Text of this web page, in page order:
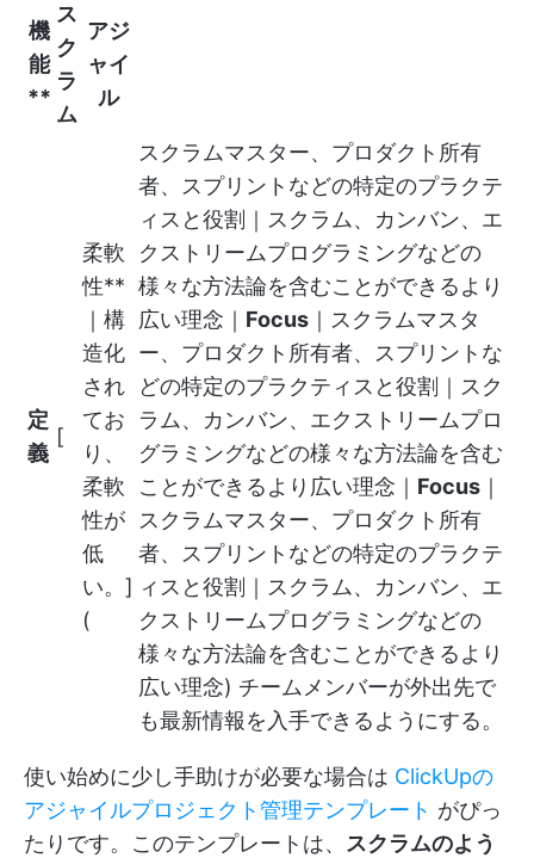
機
能
**
ス
ク
ラ
ム
アジ
ャイ
ル
定
義
[
柔軟
性**
｜構
造化
され
てお
り、
柔軟
性が
低
い。]
(
スクラムマスター、プロダクト所有
者、スプリントなどの特定のプラクテ
ィスと役割｜スクラム、カンバン、エ
クストリームプログラミングなどの
様々な方法論を含むことができるより
広い理念｜ Focus ｜スクラムマスタ
ー、プロダクト所有者、スプリントな
どの特定のプラクティスと役割｜スク
ラム、カンバン、エクストリームプロ
グラミングなどの様々な方法論を含む
ことができるより広い理念｜ Focus ｜
スクラムマスター、プロダクト所有
者、スプリントなどの特定のプラクテ
ィスと役割｜スクラム、カンバン、エ
クストリームプログラミングなどの
様々な方法論を含むことができるより
広い理念) チームメンバーが外出先で
も最新情報を入手できるようにする。
使い始めに少し手助けが必要な場合は ClickUpの
アジャイルプロジェクト管理テンプレート がぴっ
たりです。このテンプレートは、 スクラムのよう